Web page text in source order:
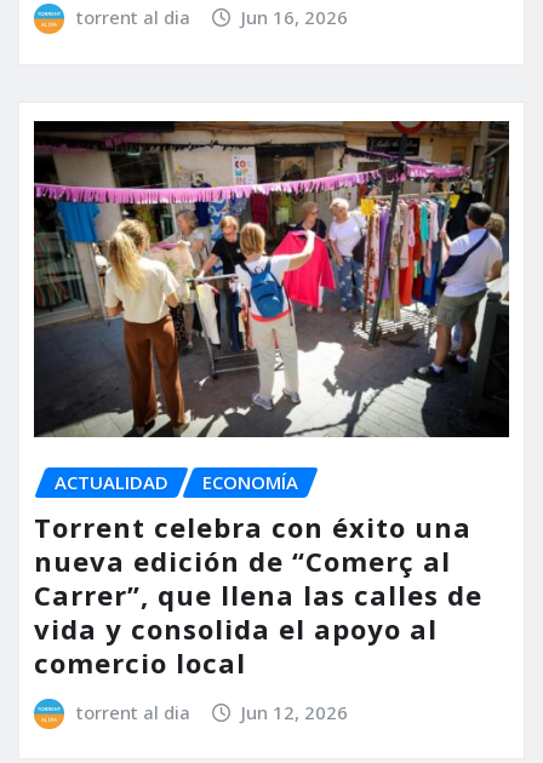
torrent al dia Jun 16, 2026
ACTUALIDAD ECONOMÍA
Torrent celebra con éxito una
nueva edición de “Comerç al
Carrer”, que llena las calles de
vida y consolida el apoyo al
comercio local
torrent al dia Jun 12, 2026